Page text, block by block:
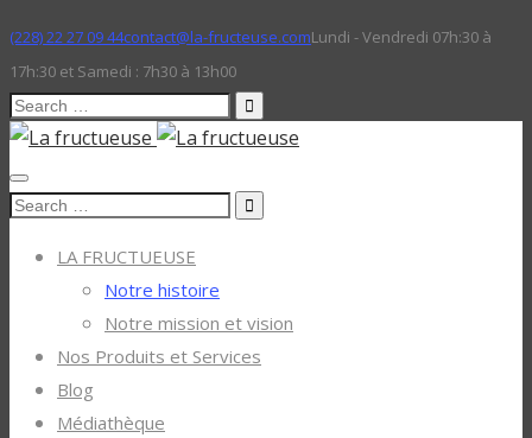
(228) 22 27 09 44contact@la-fructeuse.comLundi - Vendredi 07h:30 à
17h:30 et Samedi : 7h30 à 13h00
Search
for:
Search
LA FRUCTUEUSE
Notre histoire
Notre mission et vision
Nos Produits et Services
Blog
Médiathèque